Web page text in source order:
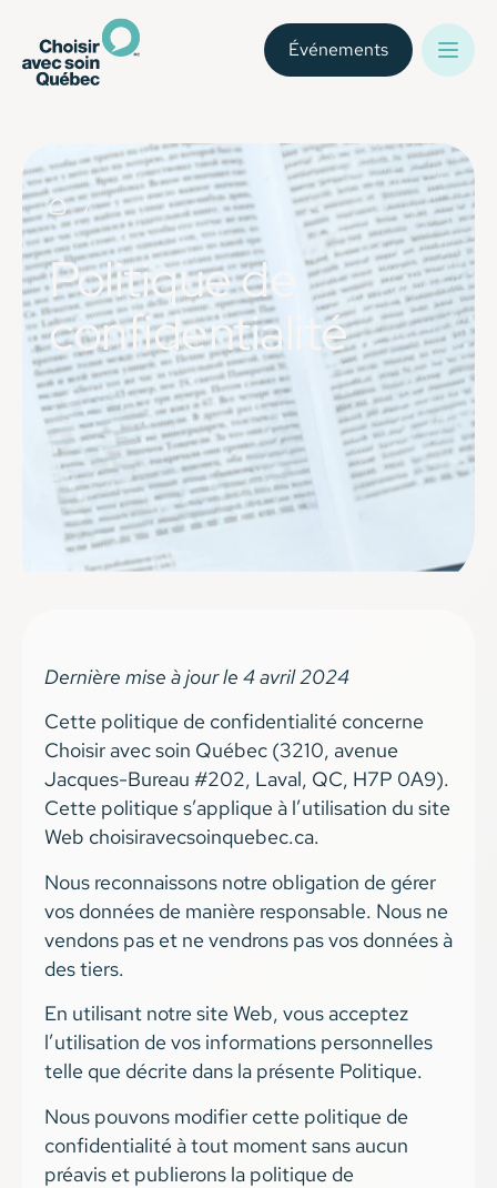
Événements
Politique de
confidentialité
Dernière mise à jour le 4 avril 2024
Cette politique de confidentialité concerne
Choisir avec soin Québec (3210, avenue
Jacques-Bureau #202, Laval, QC, H7P 0A9).
Cette politique s’applique à l’utilisation du site
Web choisiravecsoinquebec.ca.
Nous reconnaissons notre obligation de gérer
vos données de manière responsable. Nous ne
vendons pas et ne vendrons pas vos données à
des tiers.
En utilisant notre site Web, vous acceptez
l’utilisation de vos informations personnelles
telle que décrite dans la présente Politique.
Nous pouvons modifier cette politique de
confidentialité à tout moment sans aucun
préavis et publierons la politique de